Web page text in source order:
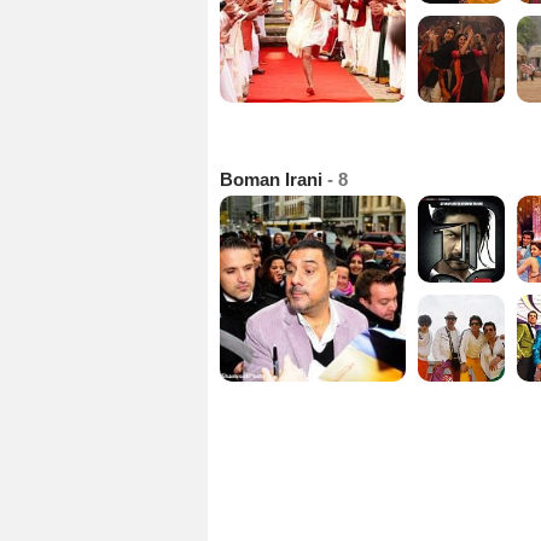
Boman Irani - 8